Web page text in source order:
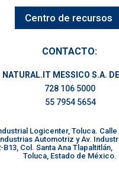
Centro de recursos
CONTACTO:
NATURAL.IT MESSICO S.A.
728 106 5000
55 7954 5654
Logicenter, Toluca.
Automotriz y Av.
B13, Col. Santa Ana
Toluca, Estado de México.